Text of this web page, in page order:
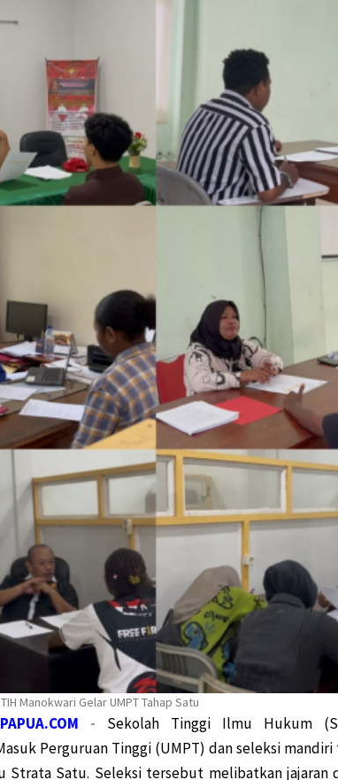
Manokwari Gelar UMPT Tahap Satu
- Sekolah Tinggi Ilmu Hukum
Perguruan Tinggi (UMPT) dan seleksi
Strata Satu. Seleksi tersebut melibatkan jajaran